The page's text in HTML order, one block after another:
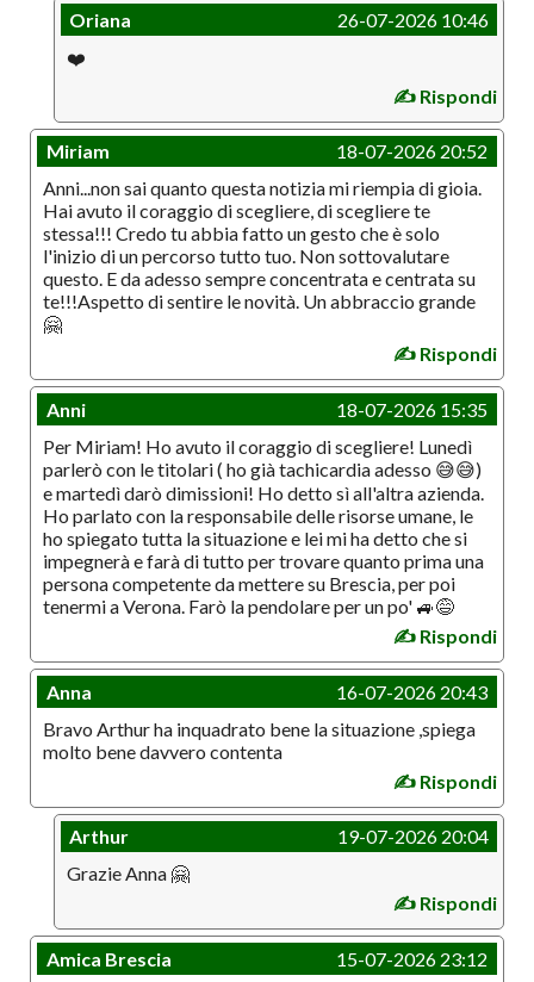
Oriana
26-07-2026 10:46
❤️
✍️ Rispondi
Miriam
18-07-2026 20:52
Anni...non sai quanto questa notizia mi riempia di gioia.
Hai avuto il coraggio di scegliere, di scegliere te
stessa!!! Credo tu abbia fatto un gesto che è solo
l'inizio di un percorso tutto tuo. Non sottovalutare
questo. E da adesso sempre concentrata e centrata su
te!!!Aspetto di sentire le novità. Un abbraccio grande
🤗
✍️ Rispondi
Anni
18-07-2026 15:35
Per Miriam! Ho avuto il coraggio di scegliere! Lunedì
parlerò con le titolari ( ho già tachicardia adesso 😅😅)
e martedì darò dimissioni! Ho detto sì all'altra azienda.
Ho parlato con la responsabile delle risorse umane, le
ho spiegato tutta la situazione e lei mi ha detto che si
impegnerà e farà di tutto per trovare quanto prima una
persona competente da mettere su Brescia, per poi
tenermi a Verona. Farò la pendolare per un po' 🚙😅
✍️ Rispondi
Anna
16-07-2026 20:43
Bravo Arthur ha inquadrato bene la situazione ,spiega
molto bene davvero contenta
✍️ Rispondi
Arthur
19-07-2026 20:04
Grazie Anna 🤗
✍️ Rispondi
Amica Brescia
15-07-2026 23:12